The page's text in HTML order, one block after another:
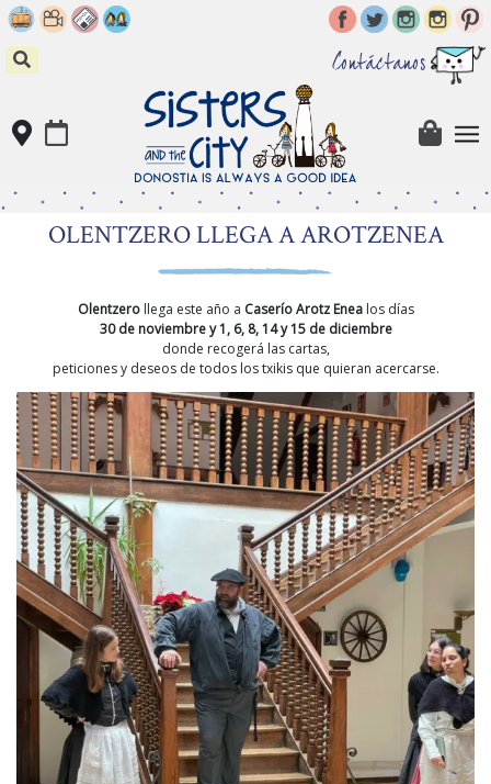
Skip
to
content
Contáctanos
OLENTZERO LLEGA A AROTZENEA
Olentzerollega este año a Caserío Arotz Enealos días
30 de noviembre y 1, 6, 8, 14 y 15 de diciembre
donde recogerá las cartas,
peticiones y deseos de todos los txikis que quieran acercarse.